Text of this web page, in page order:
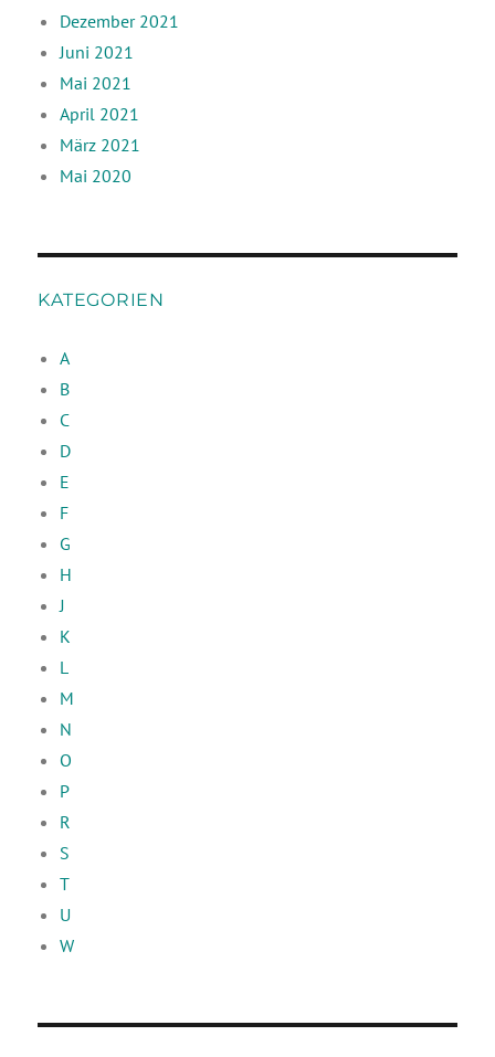
Dezember 2021
Juni 2021
Mai 2021
April 2021
März 2021
Mai 2020
KATEGORIEN
A
B
C
D
E
F
G
H
J
K
L
M
N
O
P
R
S
T
U
W